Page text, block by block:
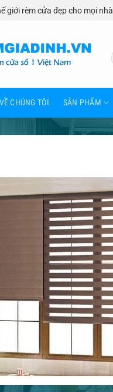
giới rèm cửa đẹp cho mọi nhà
VỀ CHÚNG TÔI SẢN PHẨM